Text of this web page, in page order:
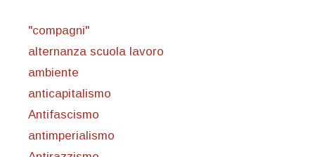
"compagni"
alternanza scuola lavoro
ambiente
anticapitalismo
Antifascismo
antimperialismo